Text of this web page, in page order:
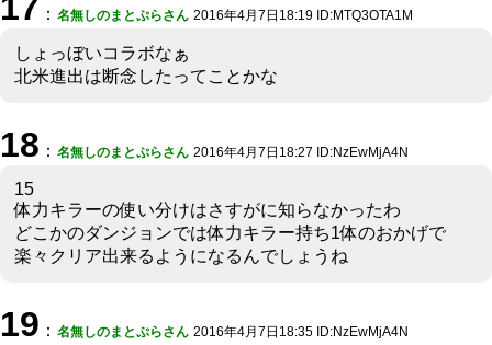
： 名無しのまとぷらさん 2016年4月7日18:19 ID:MTQ3OTA1M
しょっぼいコラボなぁ
北米進出は断念したってことかな
18 ： 名無しのまとぷらさん 2016年4月7日18:27 ID:NzEwMjA4N
15
体力キラーの使い分けはさすがに知らなかったわ
どこかのダンジョンでは体力キラー持ち1体のおかげで
楽々クリア出来るようになるんでしょうね
19 ： 名無しのまとぷらさん 2016年4月7日18:35 ID:NzEwMjA4N